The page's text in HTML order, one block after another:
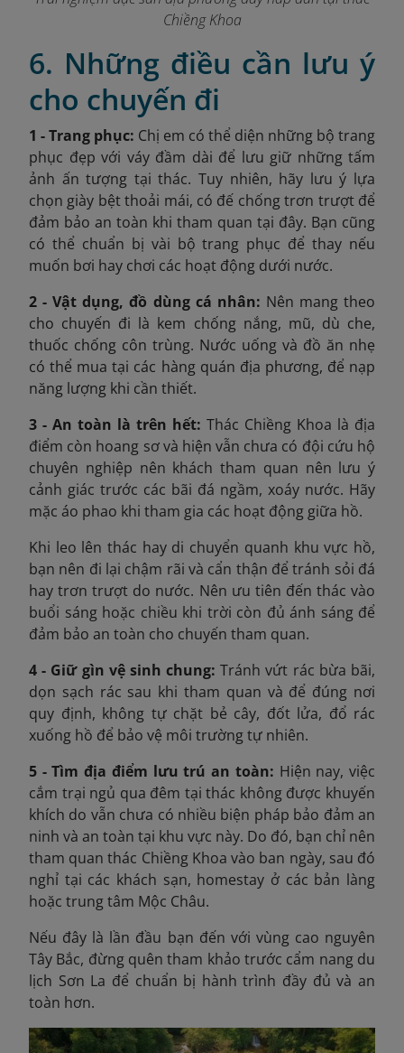
Chiềng Khoa
6. Những điều cần lưu ý
cho chuyến đi
1 - Trang phục: Chị em có thể diện những bộ trang
phục đẹp với váy đầm dài để lưu giữ những tấm
ảnh ấn tượng tại thác. Tuy nhiên, hãy lưu ý lựa
chọn giày bệt thoải mái, có đế chống trơn trượt để
đảm bảo an toàn khi tham quan tại đây. Bạn cũng
có thể chuẩn bị vài bộ trang phục để thay nếu
muốn bơi hay chơi các hoạt động dưới nước.
2 - Vật dụng, đồ dùng cá nhân: Nên mang theo
cho chuyến đi là kem chống nắng, mũ, dù che,
thuốc chống côn trùng. Nước uống và đồ ăn nhẹ
có thể mua tại các hàng quán địa phương, để nạp
năng lượng khi cần thiết.
3 - An toàn là trên hết: Thác Chiềng Khoa là địa
điểm còn hoang sơ và hiện vẫn chưa có đội cứu hộ
chuyên nghiệp nên khách tham quan nên lưu ý
cảnh giác trước các bãi đá ngầm, xoáy nước. Hãy
mặc áo phao khi tham gia các hoạt động giữa hồ.
Khi leo lên thác hay di chuyển quanh khu vực hồ,
bạn nên đi lại chậm rãi và cẩn thận để tránh sỏi đá
hay trơn trượt do nước. Nên ưu tiên đến thác vào
buổi sáng hoặc chiều khi trời còn đủ ánh sáng để
đảm bảo an toàn cho chuyến tham quan.
4 - Giữ gìn vệ sinh chung:Tránh vứt rác bừa bãi,
dọn sạch rác sau khi tham quan và để đúng nơi
quy định, không tự chặt bẻ cây, đốt lửa, đổ rác
xuống hồ để bảo vệ môi trường tự nhiên.
5 - Tìm địa điểm lưu trú an toàn: Hiện nay, việc
cắm trại ngủ qua đêm tại thác không được khuyến
khích do vẫn chưa có nhiều biện pháp bảo đảm an
ninh và an toàn tại khu vực này. Do đó, bạn chỉ nên
tham quan thác Chiềng Khoa vào ban ngày, sau đó
nghỉ tại các khách sạn, homestay ở các bản làng
hoặc trung tâm Mộc Châu.
Nếu đây là lần đầu bạn đến với vùng cao nguyên
Tây Bắc, đừng quên tham khảo trước cẩm nang du
lịch Sơn La để chuẩn bị hành trình đầy đủ và an
toàn hơn.